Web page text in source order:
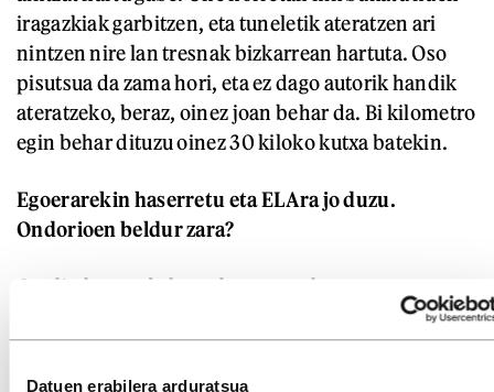
Datuen erabilera arduratsua
iragazkiak garbitzen, eta tuneletik ateratzen ari
nintzen nire lan tresnak bizkarrean hartuta. Oso
pisutsua da zama hori, eta ez dago autorik handik
ateratzeko, beraz, oinez joan behar da. Bi kilometro
egin behar dituzu oinez 30 kiloko kutxa batekin.
Egoerarekin haserretu eta ELAra jo duzu.
Ondorioen beldur zara?
Oso litekeena da hamabost egun barru esatea
kaleratuta nagoela argitara emateagatik metroaren
obretan zer gertatzen ari den. Badira segurtasun
aldetik gauza oso larriak. Mila volteko kable bat